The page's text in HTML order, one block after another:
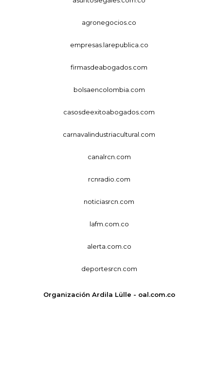
agronegocios.co
empresas.larepublica.co
firmasdeabogados.com
bolsaencolombia.com
casosdeexitoabogados.com
carnavalindustriacultural.com
canalrcn.com
rcnradio.com
noticiasrcn.com
lafm.com.co
alerta.com.co
deportesrcn.com
Organización Ardila Lülle - oal.com.co